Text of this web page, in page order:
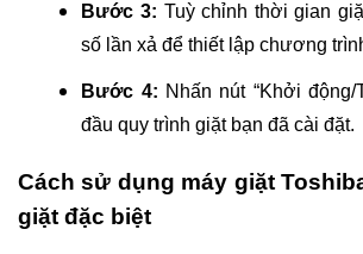
Bước 3: Tuỳ chỉnh thời gian
số lần xả để thiết lập chương
Bước 4: Nhấn nút “Khởi động/
đầu quy trình giặt bạn đã cài đặt.
Cách sử dụng máy giặt
giặt đặc biệt